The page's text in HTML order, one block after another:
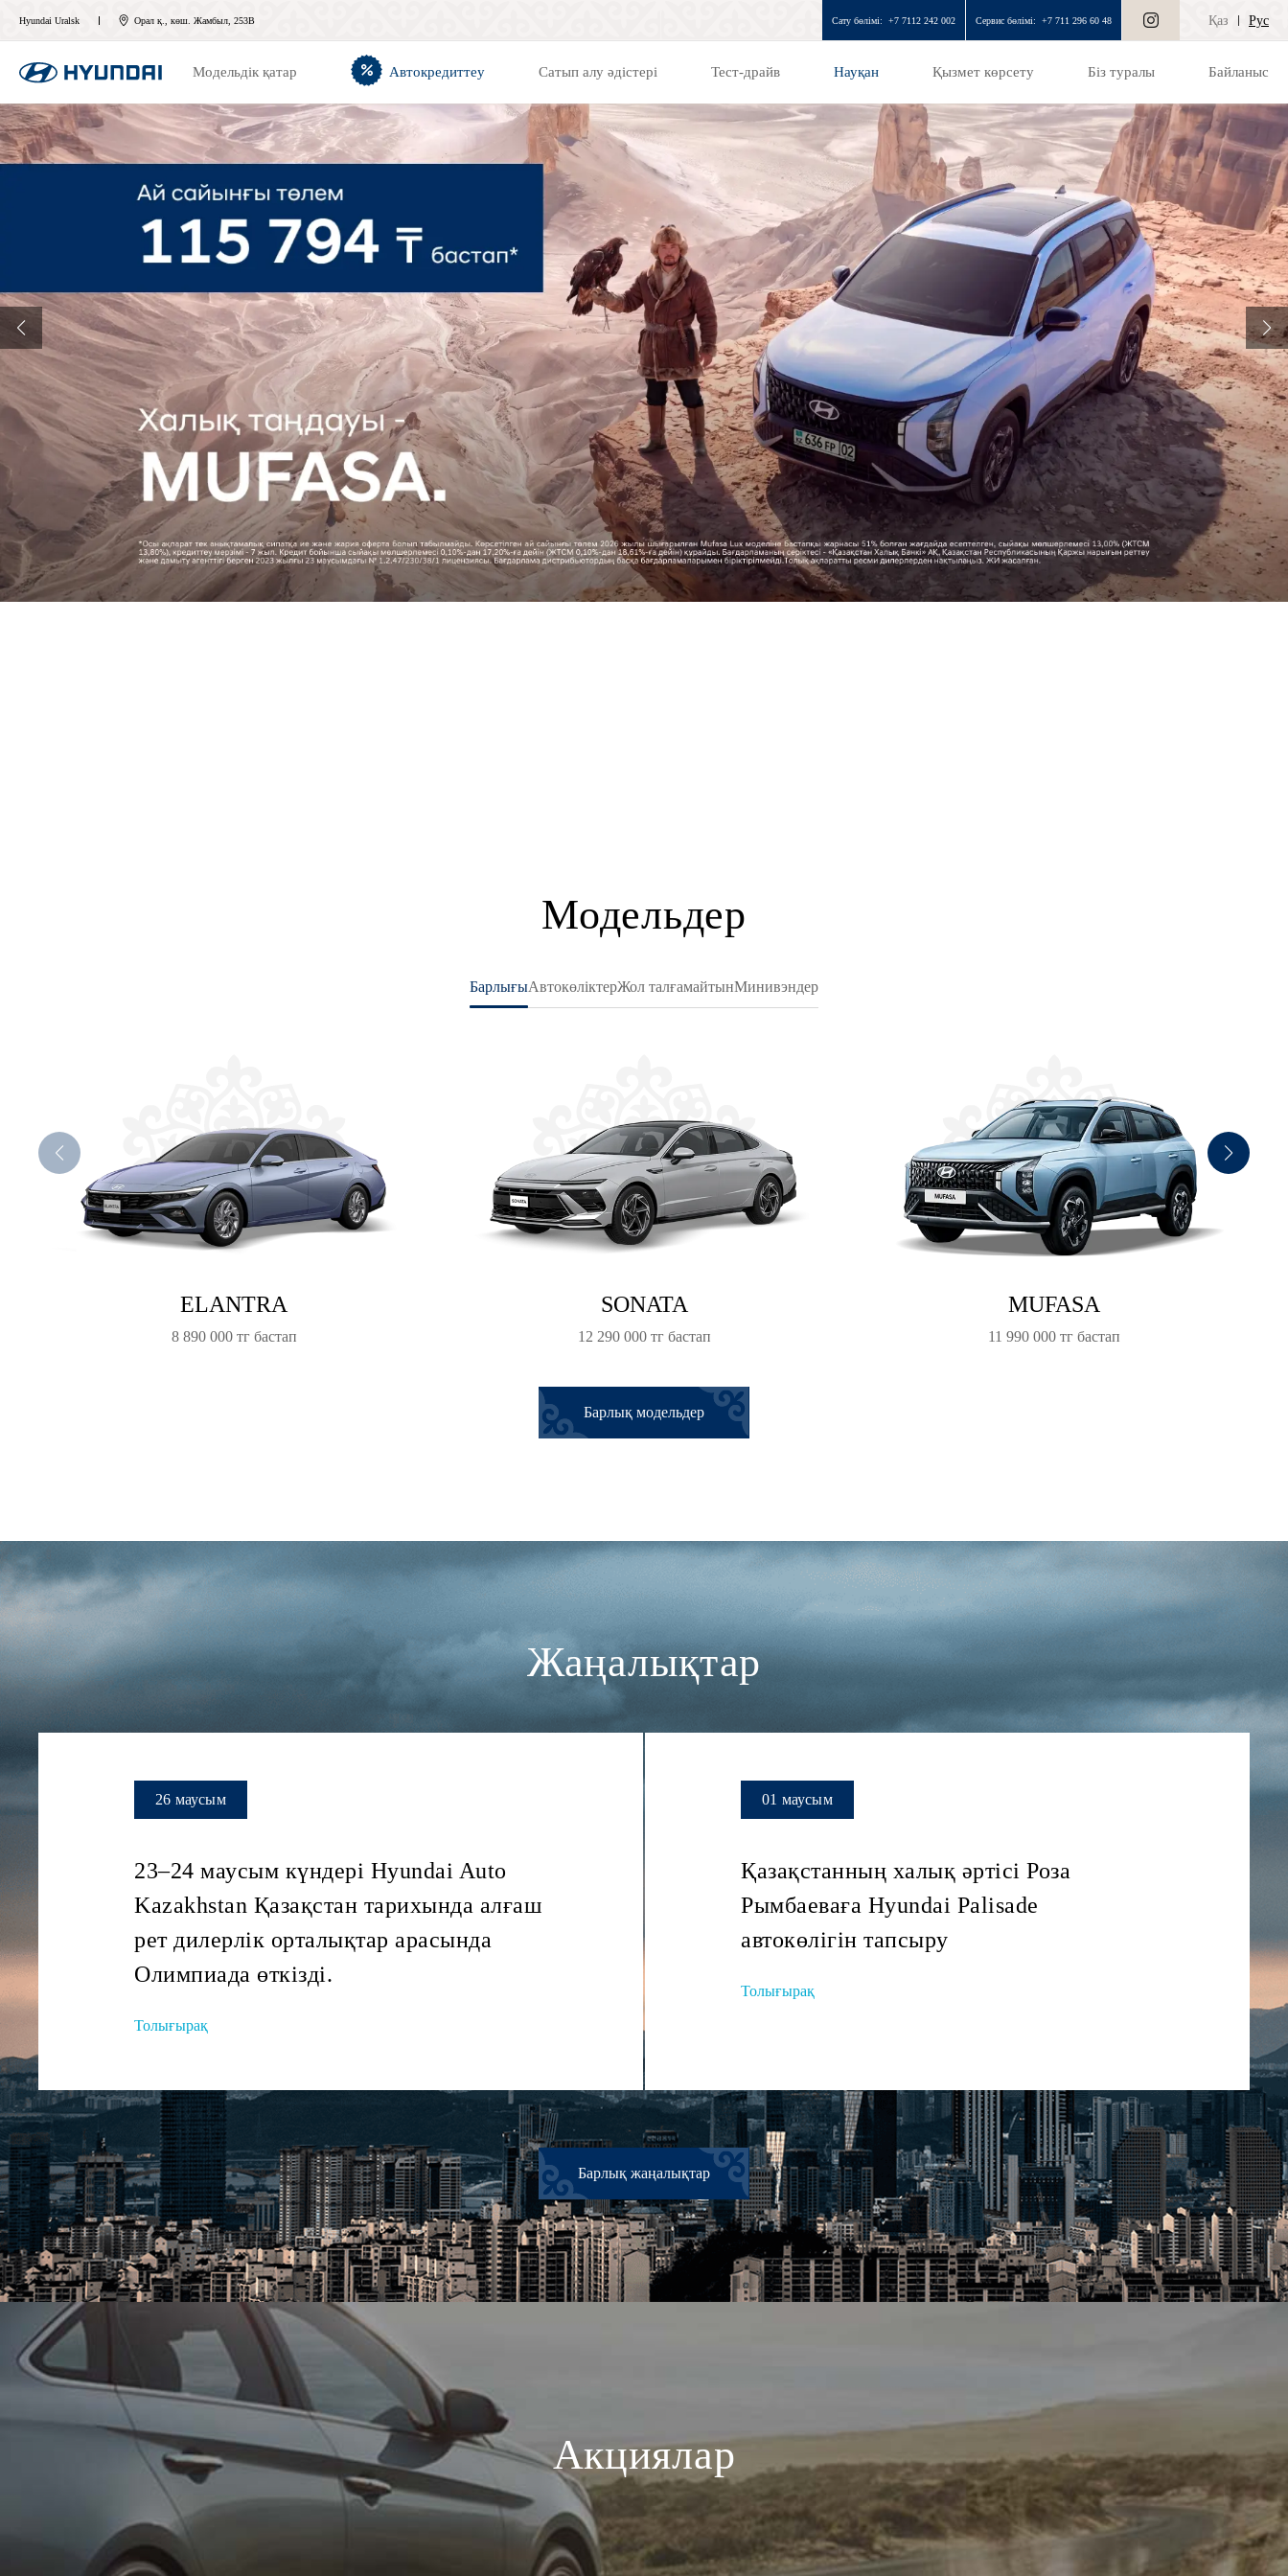
Hyundai Uralsk Орал қ., көш. Жамбыл, 253В Сату бөлімі: +7 7112 242 002 Сервис бөлімі: +7 711 296 60 48 Қаз Рус
Модельдік қатар Автокредиттеу Сатып алу әдістері Тест-драйв Науқан Қызмет көрсету Біз туралы Байланыс
Модельдер
БарлығыАвтокөліктерЖол талғамайтынМинивэндер
ELANTRA
8 890 000 тг бастап
SONATA
12 290 000 тг бастап
MUFASA
11 990 000 тг бастап
Барлық модельдер
Жаңалықтар
26 маусым
23–24 маусым күндері Hyundai Auto
Kazakhstan Қазақстан тарихында алғаш
рет дилерлік орталықтар арасында
Олимпиада өткізді.
Толығырақ
01 маусым
Қазақстанның халық әртісі Роза
Рымбаеваға Hyundai Palisade
автокөлігін тапсыру
Толығырақ
Барлық жаңалықтар
Акциялар